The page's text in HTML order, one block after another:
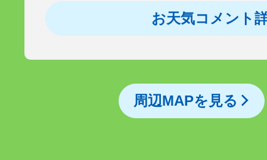
お天気コメント
周辺MAPを見る